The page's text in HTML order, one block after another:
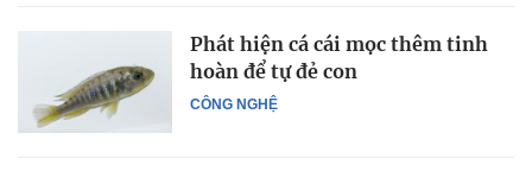
CÔNG NGHỆ
Phát hiện cá cái mọc thêm tinh
hoàn để tự đẻ con